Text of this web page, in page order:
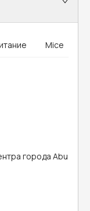
Mice
города Abu